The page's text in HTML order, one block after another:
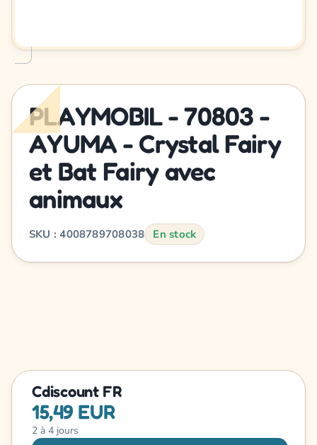
PLAYMOBIL - 70803 -
AYUMA - Crystal Fairy
et Bat Fairy avec
animaux
SKU : 4008789708038 En stock
Cdiscount FR
15,49 EUR
2 à 4 jours